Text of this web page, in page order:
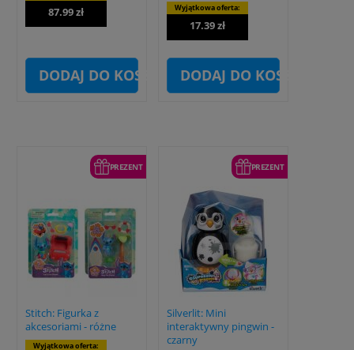
87.99 zł
DODAJ DO KOSZYKA
Wyjątkowa oferta:
17.39 zł
DODAJ DO KOSZYKA
PREZENT
Stitch: Figurka z
akcesoriami - różne
Wyjątkowa oferta:
PREZENT
Silverlit: Mini
interaktywny pingwin -
czarny